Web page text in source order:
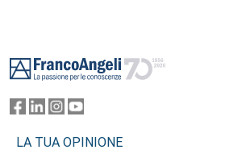
LA TUA OPINIONE